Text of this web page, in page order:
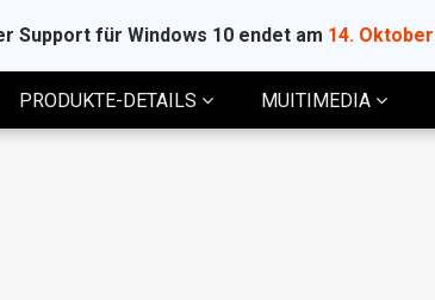
Support für Windows 10 endet am 14.
PRODUKTE-DETAILS MUITIMEDIA